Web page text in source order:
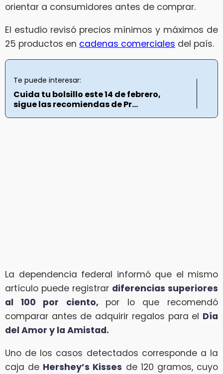
orientar a consumidores antes de comprar.
El estudio revisó precios mínimos y máximos de
25 productos en cadenas comerciales del país.
Te puede interesar:
Cuida tu bolsillo este 14 de febrero,
sigue las recomiendas de Pr...
La dependencia federal informó que el mismo
artículo puede registrar diferencias superiores
al 100 por ciento, por lo que recomendó
comparar antes de adquirir regalos para el Día
del Amor y la Amistad.
Uno de los casos detectados corresponde a la
caja de Hershey’s Kisses de 120 gramos, cuyo